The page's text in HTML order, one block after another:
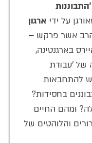
'התבוננות
על ידי ארגון
אשר פרקש –
בארגנטינה,
של 'עבודת
להתחבאות
בחסידות?
ומהם החיים
והלוהטים של